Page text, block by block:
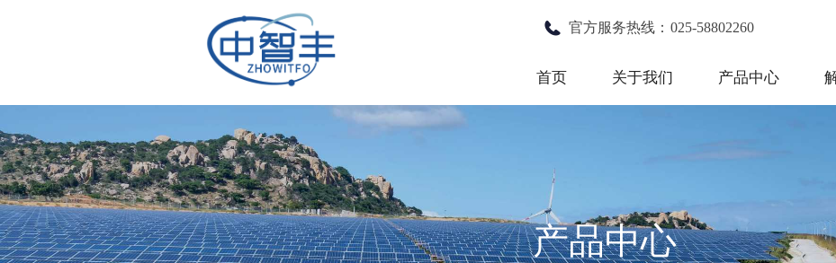
首页 关于我们 产品中心
官方服务热线： 025-58802260
产品中心